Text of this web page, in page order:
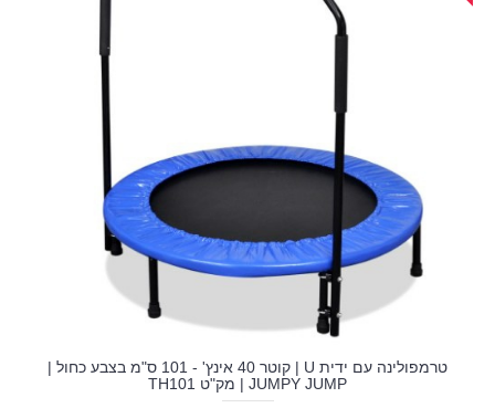
טרמפולינה עם ידית U | קוטר 40 אינץ' - 101 ס"מ בצבע כחול |
JUMPY JUMP | מק"ט TH101